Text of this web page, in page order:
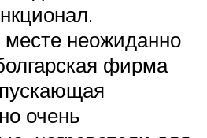
неожиданно
фирма
очень